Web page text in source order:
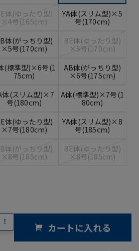
体(ゆったり型)
×4号(165cm)
YA体(スリム型)×5
号(170cm)
体(がっちり型)
×5号(170cm)
BE体(ゆったり型)
×5号(170cm)
(標準型)×6号(1
75cm)
AB体(がっちり型)
×6号(175cm)
体(スリム型)×7
号(180cm)
A体(標準型)×7号(1
80cm)
体(ゆったり型)
×7号(180cm)
YA体(スリム型)×8
号(185cm)
体(がっちり型)
×8号(185cm)
BE体(ゆったり型)
×8号(185cm)
カートに入れる